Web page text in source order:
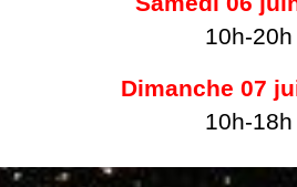
10h-20h
Dimanche 07
10h-18h